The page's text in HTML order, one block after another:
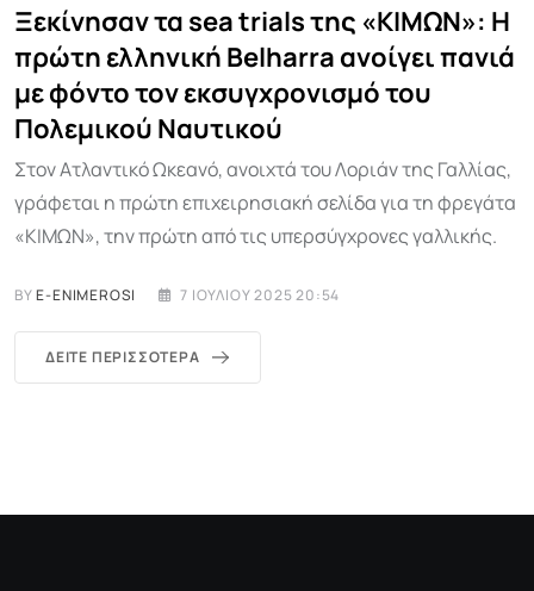
Ξεκίνησαν τα sea trials της «ΚΙΜΩΝ»: Η
πρώτη ελληνική Belharra ανοίγει πανιά
με φόντο τον εκσυγχρονισμό του
Πολεμικού Ναυτικού
Στον Ατλαντικό Ωκεανό, ανοιχτά του Λοριάν της Γαλλίας,
γράφεται η πρώτη επιχειρησιακή σελίδα για τη φρεγάτα
«ΚΙΜΩΝ», την πρώτη από τις υπερσύγχρονες γαλλικής.
BYE-ENIMEROSI 7 ΙΟΥΛΊΟΥ 2025 20:54
ΔΕΊΤΕ ΠΕΡΙΣΣΌΤΕΡΑ